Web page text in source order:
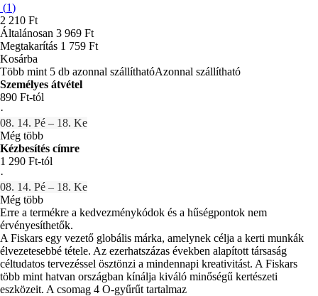
(1)
2 210 Ft
Általánosan 3 969 Ft
Megtakarítás 1 759 Ft
Kosárba
Több mint 5 db azonnal szállíthatóAzonnal szállítható
Személyes átvétel
890 Ft-tól
·
08. 14. Pé – 18. Ke
Még több
Kézbesítés címre
1 290 Ft-tól
·
08. 14. Pé – 18. Ke
Még több
Erre a termékre a kedvezménykódok és a hűségpontok nem
érvényesíthetők.
A Fiskars egy vezető globális márka, amelynek célja a kerti munkák
élvezetesebbé tétele. Az ezerhatszázas években alapított társaság
céltudatos tervezéssel ösztönzi a mindennapi kreativitást. A Fiskars
több mint hatvan országban kínálja kiváló minőségű kertészeti
eszközeit. A csomag 4 O-gyűrűt tartalmaz